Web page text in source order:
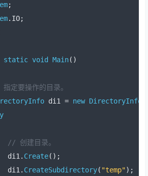
;
. IO;
static void Main()
定要操作的目录。
di1 = new DirectoryInfo
// 创建目录。
di1
. Create();
di1
. CreateSubdirectory( "temp");